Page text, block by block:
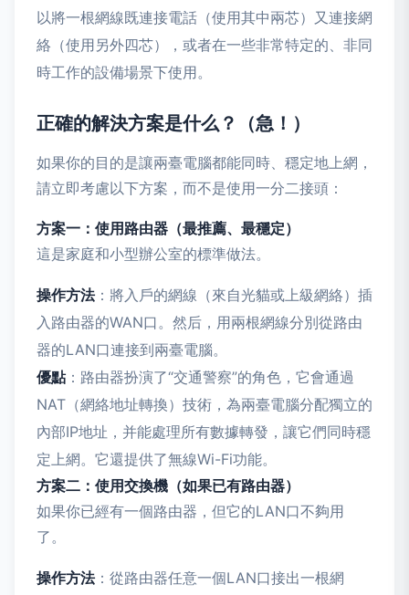
以將一根網線既連接電話（使用其中兩芯）又連接網
絡（使用另外四芯），或者在一些非常特定的、非同
時工作的設備場景下使用。
正確的解決方案是什么？（急！）
如果你的目的是讓兩臺電腦都能同時、穩定地上網，
請立即考慮以下方案，而不是使用一分二接頭：
方案一：使用路由器（最推薦、最穩定）
這是家庭和小型辦公室的標準做法。
操作方法：將入戶的網線（來自光貓或上級網絡）插
入路由器的WAN口。然后，用兩根網線分別從路由
器的LAN口連接到兩臺電腦。
優點：路由器扮演了“交通警察”的角色，它會通過
NAT（網絡地址轉換）技術，為兩臺電腦分配獨立的
內部IP地址，并能處理所有數據轉發，讓它們同時穩
定上網。它還提供了無線Wi-Fi功能。
方案二：使用交換機（如果已有路由器）
如果你已經有一個路由器，但它的LAN口不夠用
了。
操作方法：從路由器任意一個LAN口接出一根網